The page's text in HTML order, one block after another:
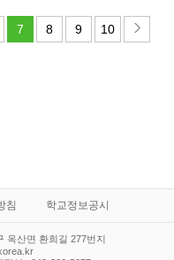
7 8 9 10
침 학교정보공시
옥산면 환희길 277번지